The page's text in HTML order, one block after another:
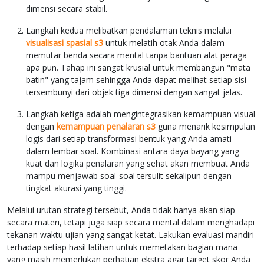
dimensi secara stabil.
Langkah kedua melibatkan pendalaman teknis melalui
visualisasi spasial s3 untuk melatih otak Anda dalam
memutar benda secara mental tanpa bantuan alat peraga
apa pun. Tahap ini sangat krusial untuk membangun "mata
batin" yang tajam sehingga Anda dapat melihat setiap sisi
tersembunyi dari objek tiga dimensi dengan sangat jelas.
Langkah ketiga adalah mengintegrasikan kemampuan visual
dengan kemampuan penalaran s3 guna menarik kesimpulan
logis dari setiap transformasi bentuk yang Anda amati
dalam lembar soal. Kombinasi antara daya bayang yang
kuat dan logika penalaran yang sehat akan membuat Anda
mampu menjawab soal-soal tersulit sekalipun dengan
tingkat akurasi yang tinggi.
Melalui urutan strategi tersebut, Anda tidak hanya akan siap
secara materi, tetapi juga siap secara mental dalam menghadapi
tekanan waktu ujian yang sangat ketat. Lakukan evaluasi mandiri
terhadap setiap hasil latihan untuk memetakan bagian mana
yang masih memerlukan perhatian ekstra agar target skor Anda